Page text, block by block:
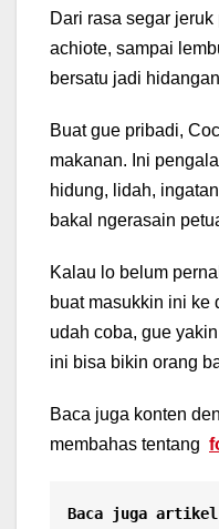
Dari rasa segar
achiote, sampai
bersatu jadi
Buat gue pribadi,
makanan. Ini
hidung, lidah,
bakal ngerasain
Kalau lo belum
buat masukkin ini ke
udah coba, gue
ini bisa bikin orang
Baca juga konten
membahas tentang
Baca juga artikel